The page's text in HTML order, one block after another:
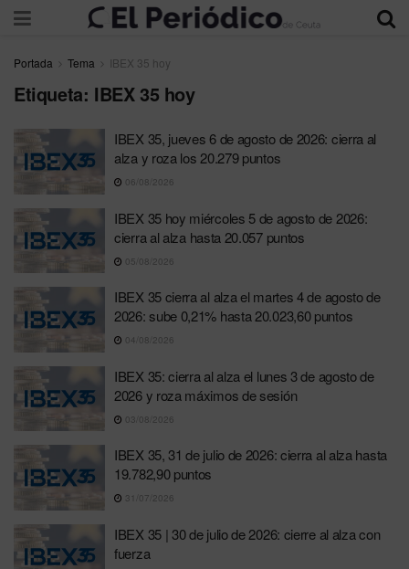
Portada Tema IBEX 35 hoy
Etiqueta: IBEX 35 hoy
IBEX 35, jueves 6 de agosto de 2026: cierra al
alza y roza los 20.279 puntos
06/08/2026
IBEX 35 hoy miércoles 5 de agosto de 2026:
cierra al alza hasta 20.057 puntos
05/08/2026
IBEX 35 cierra al alza el martes 4 de agosto de
2026: sube 0,21% hasta 20.023,60 puntos
04/08/2026
IBEX 35: cierra al alza el lunes 3 de agosto de
2026 y roza máximos de sesión
03/08/2026
IBEX 35, 31 de julio de 2026: cierra al alza hasta
19.782,90 puntos
31/07/2026
IBEX 35 | 30 de julio de 2026: cierre al alza con
fuerza